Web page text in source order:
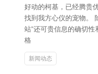
好动的柯基，已经腾贵
找到我方心仪的宠物。
站”还可贵信息的确切
格
新闻动态